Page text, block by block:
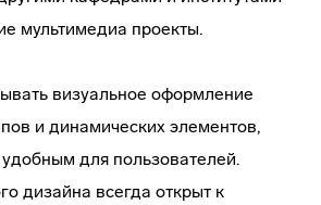
мультимедиа проекты.
визуальное оформление
и динамических элементов,
для пользователей.
дизайна всегда открыт к